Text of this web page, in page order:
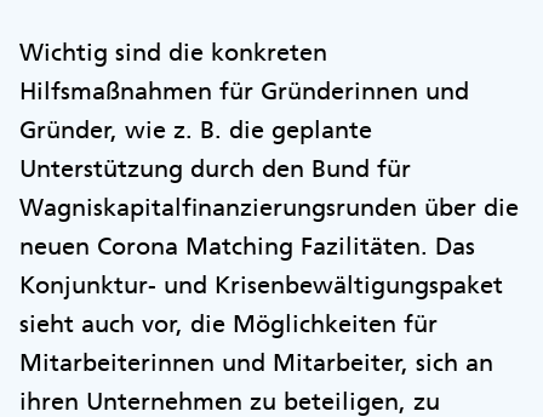
Wichtig sind die konkreten
Hilfsmaßnahmen für Gründerinnen und
Gründer, wie z. B. die geplante
Unterstützung durch den Bund für
Wagniskapitalfinanzierungsrunden über die
neuen Corona Matching Fazilitäten. Das
Konjunktur- und Krisenbewältigungspaket
sieht auch vor, die Möglichkeiten für
Mitarbeiterinnen und Mitarbeiter, sich an
ihren Unternehmen zu beteiligen, zu